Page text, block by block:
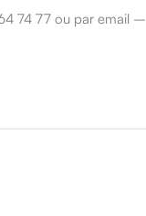
74 77 ou par email –